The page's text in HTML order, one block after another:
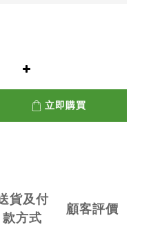
立即購買
貨及付
款方式
顧客評價